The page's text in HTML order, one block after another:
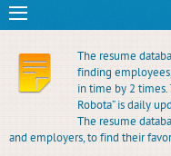
The resume
finding
in time by 2 times.
Robota” is daily
The resume
and employers, to find their